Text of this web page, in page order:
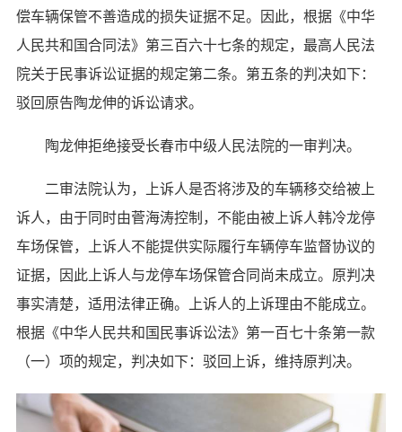
偿车辆保管不善造成的损失证据不足。因此，根据《中华
人民共和国合同法》第三百六十七条的规定，最高人民法
院关于民事诉讼证据的规定第二条。第五条的判决如下：
驳回原告陶龙伸的诉讼请求。
陶龙伸拒绝接受长春市中级人民法院的一审判决。
二审法院认为，上诉人是否将涉及的车辆移交给被上
诉人，由于同时由菅海涛控制，不能由被上诉人韩冷龙停
车场保管，上诉人不能提供实际履行车辆停车监督协议的
证据，因此上诉人与龙停车场保管合同尚未成立。原判决
事实清楚，适用法律正确。上诉人的上诉理由不能成立。
根据《中华人民共和国民事诉讼法》第一百七十条第一款
（一）项的规定，判决如下：驳回上诉，维持原判决。